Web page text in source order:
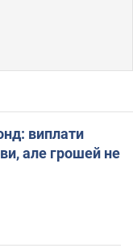
виплати
але грошей не